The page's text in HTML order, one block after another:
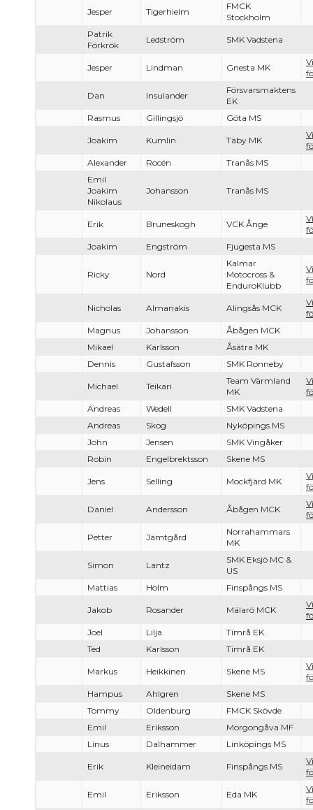
Jesper Tigerhielm
FMCK
Stockholm
Patrik
Förkrök
Ledström SMK Vadstena
Jesper Lindman Gnesta MK
Dan Insulander
Försvarsmaktens
EK
Rasmus
Gillingsjö Göta MS
Joakim Kumlin Täby MK
Alexander
Rocén
Tranås MS
Emil
Joakim
Nikolaus
Johansson Tranås MS
Erik Bruneskogh VCK Ånge
Joakim
Engström Fjugesta MS
Ricky Nord
Kalmar
Motocross &
EnduroKlubb
Nicholas Almanakis Alingsås MCK
Magnus
Johansson
Åbågen MCK
Mikael
Karlsson
Åsätra MK
Dennis
Gustafsson SMK Ronneby
Michael Teikari
Team Värmland
MK
Andreas
Wedell
SMK Vadstena
Andreas
Skog
Nyköpings MS
John
Jensen
SMK Vingåker
Robin
Engelbrektsson Skene MS
Jens Selling Mockfjärd MK
Daniel Andersson Åbågen MCK
Petter Jämtgård
Norrahammars
MK
Simon Lantz
SMK Eksjö MC &
US
Mattias
Holm Finspångs MS
Jakob Rosander Mälarö MCK
Joel
Lilja
Timrå EK
Ted
Karlsson Timrå EK
Markus Heikkinen Skene MS
Hampus
Ahlgren
Skene MS
Tommy
Oldenburg
FMCK Skövde
Emil
Eriksson
Morgongåva MF
Linus
Dalhammer Linköpings MS
Erik Kleineidam Finspångs MS
Emil Eriksson Eda MK